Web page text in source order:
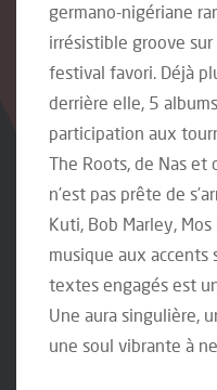
germano-nigériane
irrésistible groove sur
festival favori. Déjà
derrière elle, 5
participation aux
The Roots, de Nas et
n’est pas prête de
Kuti, Bob Marley,
musique aux accents
textes engagés est
Une aura singulière,
une soul vibrante à